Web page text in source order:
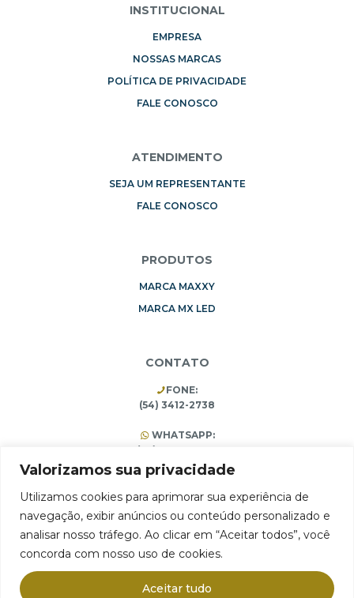
Valorizamos sua privacidade
Utilizamos cookies para aprimorar sua experiência de
navegação, exibir anúncios ou conteúdo personalizado e
analisar nosso tráfego. Ao clicar em “Aceitar todos”, você
concorda com nosso uso de cookies.
Aceitar tudo
INSTITUCIONAL
EMPRESA
NOSSAS MARCAS
POLÍTICA DE PRIVACIDADE
FALE CONOSCO
ATENDIMENTO
SEJA UM REPRESENTANTE
FALE CONOSCO
PRODUTOS
MARCA MAXXY
MARCA MX LED
CONTATO
FONE:
(54) 3412-2738
WHATSAPP:
(54) 99196-3453
(54) 3412-1473
ARMAZÉM 75 Comércio e Importação Ltda.
Rua Pain Filho, 1994, São José, Farroupilha, RS 95180-406
CNPJ 10.314.731/0001-65